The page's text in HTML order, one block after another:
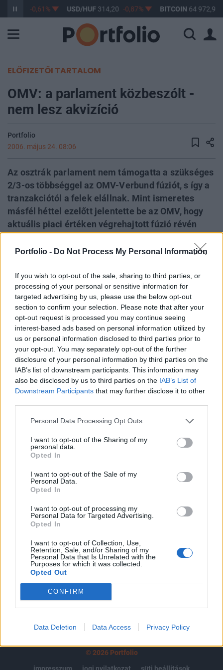
Portfolio - Do Not Process My Personal Information
If you wish to opt-out of the sale, sharing to third parties, or
processing of your personal or sensitive information for
targeted advertising by us, please use the below opt-out
section to confirm your selection. Please note that after your
opt-out request is processed you may continue seeing
interest-based ads based on personal information utilized by
us or personal information disclosed to third parties prior to
your opt-out. You may separately opt-out of the further
disclosure of your personal information by third parties on the
IAB’s list of downstream participants. This information may
also be disclosed by us to third parties on the IAB’s List of
Downstream Participants that may further disclose it to other
Personal Data Processing Opt Outs
I want to opt-out of the Sharing of my
personal data.
Opted In
I want to opt-out of the Sale of my
Personal Data.
Opted In
I want to opt-out of processing my
Personal Data for Targeted Advertising.
Opted In
I want to opt-out of Collection, Use,
Retention, Sale, and/or Sharing of my
Personal Data that Is Unrelated with the
Purposes for which it was collected.
Opted Out
CONFIRM
Data Deletion Data Access Privacy Policy
363,17 -0,61% USD/HUF314,20 -0,87% BITCOIN 64 972,90
ELŐFIZETŐI TARTALOM
OMV: a parlament közbeszólt -
nem lesz akvizíció
Portfolio
2006. május 24. 08:06
Az osztrák parlament nem támogatta a szükséges
2/3-os többséggel az OMV-Verbund fúziót, s így a
tranzakciótól a felek elállnak. Mint ismeretes
másfél héttel ezelőtt jelentette be az OMV, hogy
aktuális piaci értéken végrehajtott fúzió révén
áramszolgáltatójával. A hírt a piacok negatívan
elsősorban politikai indokokat és nem valós
gazdasági racionalitást véltek felfedezni.
Az eredeti tervek szerint az újonnan létrejövő, egyesült
cégben az OMV 60%-os a Verbund 40%-os részesedéssel
rendelkezett volna. A Verbund 51%-os tulajdoni hányada
állami tulajdonban van, ez indokolta a 2/3-os parlamenti
jóváhagyást a tulajdonosi struktúra átalakításához. Az
elsődleges elemzői vélemények a tranzakciót az
alapüzlettől való eltávolodásnak minősítették...
KEDVES OLVASÓNK!
tartozik, melynek olvasása előfizetéses
regisztrációhoz kötött.
Az előfizetés a következőket tartalmazza:
Portfolio.hu teljes cikkarchívum
kötéslistái
MÁR ELŐFIZETŐNK VAGY?
© 2026 Portfolio
impresszum
jogi nyilatkozat süti beállítások